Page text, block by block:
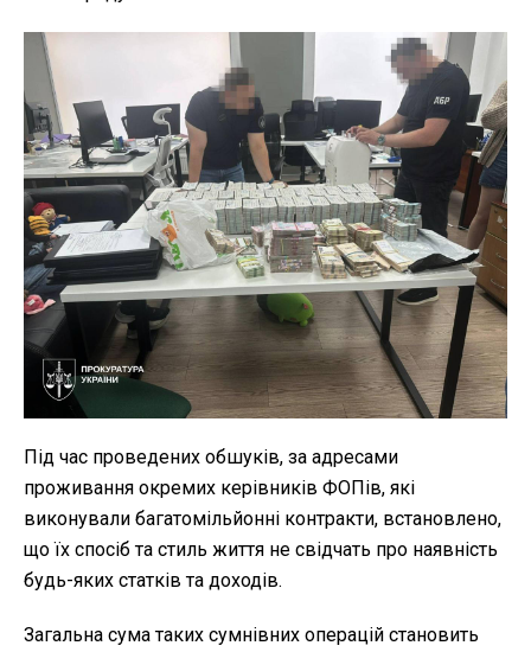
Під час проведених обшуків, за адресами
проживання окремих керівників ФОПів, які
виконували багатомільйонні контракти, встановлено,
що їх спосіб та стиль життя не свідчать про наявність
будь-яких статків та доходів.
Загальна сума таких сумнівних операцій становить